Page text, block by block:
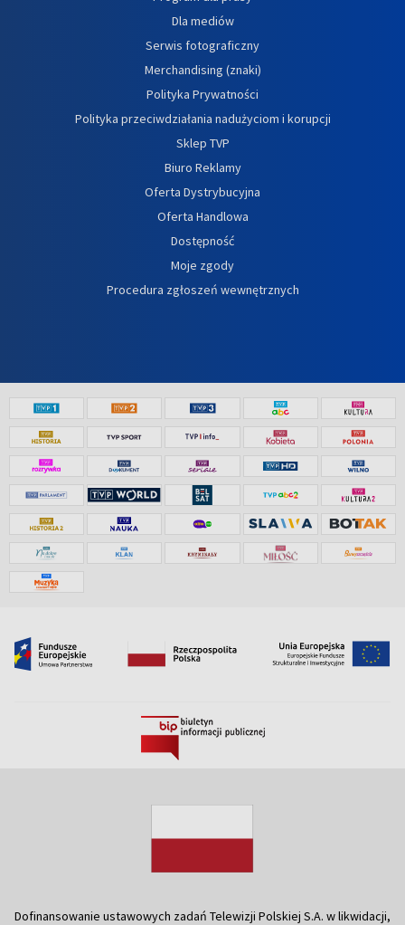
Dla mediów
Serwis fotograficzny
Merchandising (znaki)
Polityka Prywatności
Polityka przeciwdziałania nadużyciom i korupcji
Sklep TVP
Biuro Reklamy
Oferta Dystrybucyjna
Oferta Handlowa
Dostępność
Moje zgody
Procedura zgłoszeń wewnętrznych
Dofinansowanie ustawowych zadań Telewizji Polskiej S.A. w likwidacji,